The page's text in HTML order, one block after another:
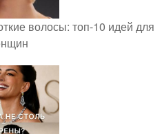
волосы: топ-10 идей для